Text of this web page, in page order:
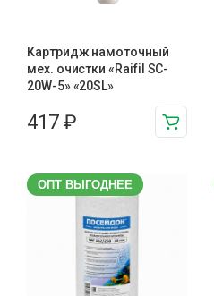
Картридж намоточный
мех. очистки «Raifil SC-
20W-5» «20SL»
417 ₽
ОПТ ВЫГОДНЕЕ